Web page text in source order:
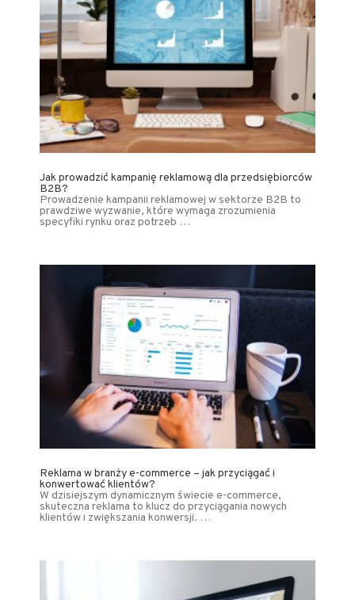
Jak prowadzić kampanię reklamową dla przedsiębiorców
B2B?
Prowadzenie kampanii reklamowej w sektorze B2B to
prawdziwe wyzwanie, które wymaga zrozumienia
specyfiki rynku oraz potrzeb …
Reklama w branży e-commerce – jak przyciągać i
konwertować klientów?
W dzisiejszym dynamicznym świecie e-commerce,
skuteczna reklama to klucz do przyciągania nowych
klientów i zwiększania konwersji. …